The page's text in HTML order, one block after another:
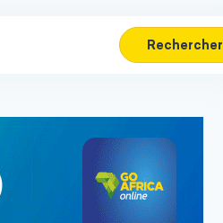
Rechercher